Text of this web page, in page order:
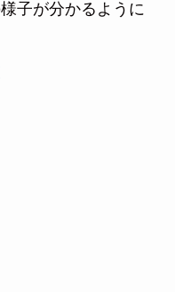
子が分かるように